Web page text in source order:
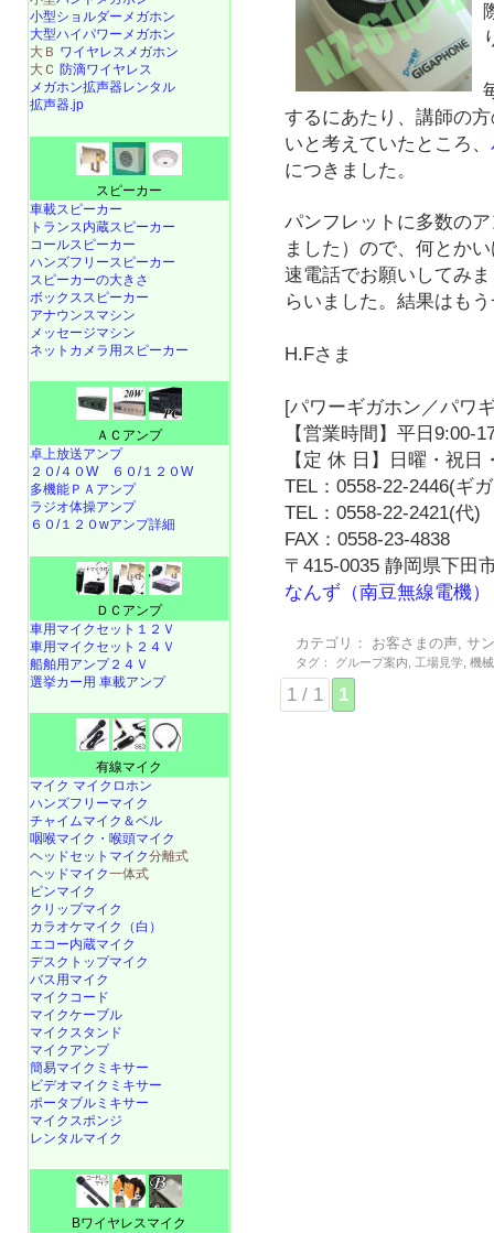
するにあたり、講師の
いと考えていたところ、
につきました。
パンフレットに多数の
ました）ので、何とか
速電話でお願いしてみ
らいました。結果はも
H.Fさま
[パワーギガホン／パワ
【営業時間】平日9:00-
【定 休 日】日曜・祝日
TEL：0558-22-2446(ギ
TEL：0558-22-2421(代)
FAX：0558-23-4838
〒415-0035 静岡県下田
なんず（南豆無線電機）
カテゴリ： お客さまの声 ,サ
タグ： グループ案内 工場見学 ,機
1 / 1 1
小型ショルダーメガホン
大型ハイパワーメガホン
大Ｂ ワイヤレスメガホン
大Ｃ 防滴ワイヤレス
メガホン拡声器レンタル
拡声器.jp
スピーカー
車載スピーカー
トランス内蔵スピーカー
コールスピーカー
ハンズフリースピーカー
スピーカーの大きさ
ボックススピーカー
アナウンスマシン
メッセージマシン
ネットカメラ用スピーカー
ＡＣアンプ
卓上放送アンプ
２０/４０W
６０/１２０W
多機能ＰＡアンプ
ラジオ体操アンプ
６０/１２０wアンプ詳細
ＤＣアンプ
車用マイクセット１２Ｖ
車用マイクセット２４Ｖ
船舶用アンプ２４Ｖ
選挙カー用 車載アンプ
有線マイク
マイク マイクロホン
ハンズフリーマイク
チャイムマイク＆ベル
咽喉マイク・喉頭マイク
ヘッドセットマイク分離式
ヘッドマイク一体式
ピンマイク
クリップマイク
カラオケマイク（白）
エコー内蔵マイク
デスクトップマイク
バス用マイク
マイクコード
マイクケーブル
マイクスタンド
マイクアンプ
簡易マイクミキサー
ビデオマイクミキサー
ポータブルミキサー
マイクスポンジ
レンタルマイク
Bワイヤレスマイク